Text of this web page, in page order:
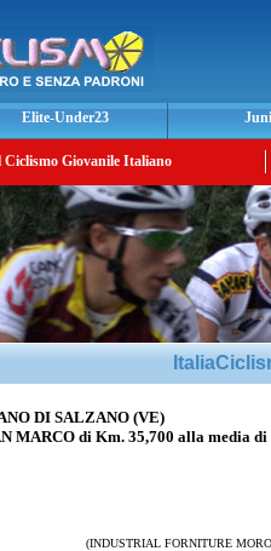
Elite-Under23
Ciclismo Giovanile Italiano
DI SALZANO (VE)
MARCO di Km. 35,700 alla media di
(INDUSTRIAL FORNITURE